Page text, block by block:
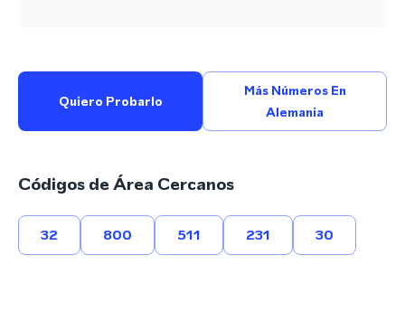
Quiero Probarlo
Más Números En
Alemania
Códigos de Área Cercanos
32 800 511 231 30